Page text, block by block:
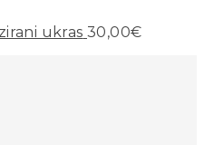
ukras 30,00€